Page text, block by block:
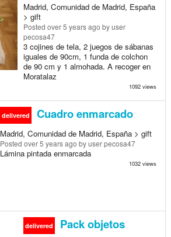
Madrid, Comunidad de Madrid, España
> gift
Posted over 5 years ago by user
pecosa47
3 cojines de tela, 2 juegos de sábanas
iguales de 90cm, 1 funda de colchon
de 90 cm y 1 almohada. A recoger en
Moratalaz
1092 views
delivered Cuadro enmarcado
Madrid, Comunidad de Madrid, España > gift
Posted over 5 years ago by user pecosa47
Lámina pintada enmarcada
1032 views
delivered
Pack objetos